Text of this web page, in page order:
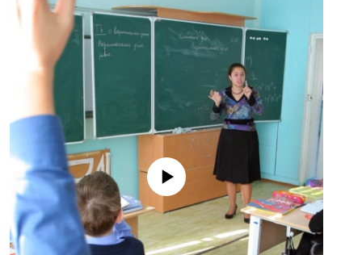
No media source currently available